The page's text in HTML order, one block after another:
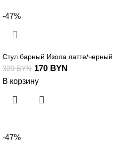
-47%
Стул барный Изола латте/черный
320BYN 170 BYN
В корзину
-47%